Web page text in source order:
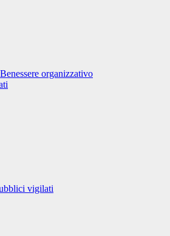
Benessere organizzativo
vigilati